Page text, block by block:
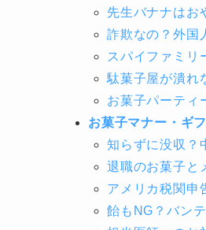
先生バナナはお
詐欺なの？外国
スパイファミリ
駄菓子屋が潰れ
お菓子パーティ
お菓子マナー・ギ
知らずに没収？
退職のお菓子と
アメリカ税関申
飴もNG？バン